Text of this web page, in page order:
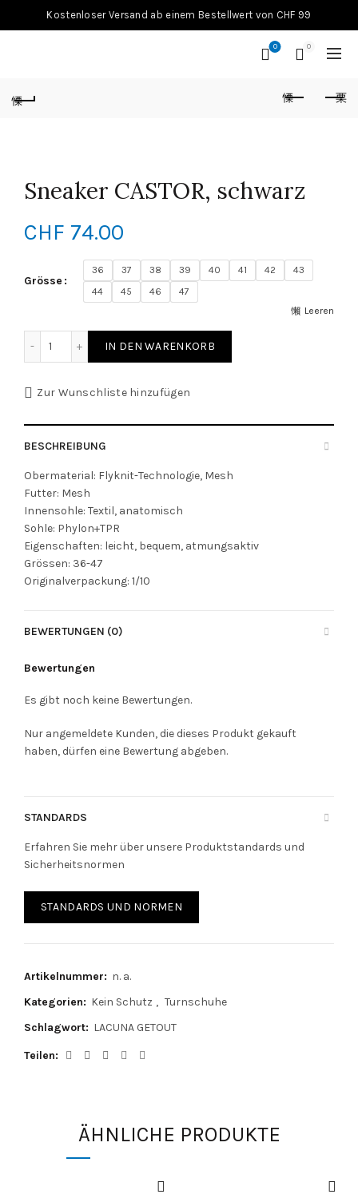
Kostenloser Versand ab einem Bestellwert von CHF 99
0 0
Sneaker CASTOR, schwarz
CHF 74.00
Grösse
36 37 38 39 40 41 42
43
44
45 46
47
Leeren
IN DEN WARENKORB
Zur Wunschliste hinzufügen
BESCHREIBUNG
Obermaterial: Flyknit-Technologie, Mesh
Futter: Mesh
Innensohle: Textil, anatomisch
Sohle: Phylon+TPR
Eigenschaften: leicht, bequem, atmungsaktiv
Grössen: 36-47
Originalverpackung: 1/10
BEWERTUNGEN (0)
Bewertungen
Es gibt noch keine Bewertungen.
Nur angemeldete Kunden, die dieses Produkt gekauft
haben, dürfen eine Bewertung abgeben.
STANDARDS
Erfahren Sie mehr über unsere Produktstandards und
Sicherheitsnormen
STANDARDS UND NORMEN
Artikelnummer: n. a.
Kategorien: Kein Schutz , Turnschuhe
Schlagwort: LACUNA GETOUT
Teilen
ÄHNLICHE PRODUKTE